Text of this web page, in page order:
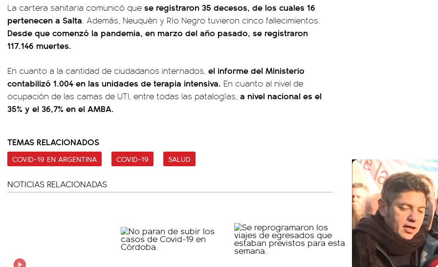
La cartera sanitaria comunicó que se registraron 35 decesos, de los cuales 16
pertenecen a Salta. Además, Neuquén y Río Negro tuvieron cinco fallecimientos.
Desde que comenzó la pandemia, en marzo del año pasado, se registraron
117.146 muertes.
En cuanto a la cantidad de ciudadanos internados, el informe del Ministerio
contabilizó 1.004 en las unidades de terapia intensiva. En cuanto al nivel de
ocupación de las camas de UTI, entre todas las patalogías, a nivel nacional es el
35% y el 36,7% en el AMBA.
TEMAS RELACIONADOS
COVID-19 EN ARGENTINA COVID-19 SALUD
NOTICIAS RELACIONADAS